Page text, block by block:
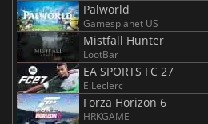
Palworld
Gamesplanet US
Mistfall Hunter
LootBar
EA SPORTS FC 27
E.Leclerc
Forza Horizon 6
HRKGAME